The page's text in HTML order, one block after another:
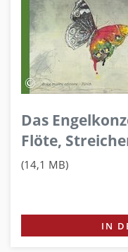
Das
Flöte,
(14,1 MB)
IN